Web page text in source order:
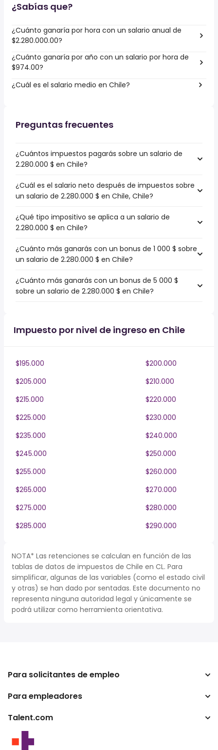
¿Sabías que?
¿Cuánto ganaría por hora con un salario anual de
$2.280.000.00?
¿Cuánto ganaría por año con un salario por hora de
$974.00?
¿Cuál es el salario medio en Chile?
Preguntas frecuentes
¿Cuántos impuestos pagarás sobre un salario de
2.280.000 $ en Chile?
¿Cuál es el salario neto después de impuestos sobre
un salario de 2.280.000 $ en Chile, Chile?
¿Qué tipo impositivo se aplica a un salario de
2.280.000 $ en Chile?
¿Cuánto más ganarás con un bonus de 1 000 $ sobre
un salario de 2.280.000 $ en Chile?
¿Cuánto más ganarás con un bonus de 5 000 $
sobre un salario de 2.280.000 $ en Chile?
Impuesto por nivel de ingreso en Chile
$195.000
$200.000
$205.000
$210.000
$215.000
$220.000
$225.000
$230.000
$235.000
$240.000
$245.000
$250.000
$255.000
$260.000
$265.000
$270.000
$275.000
$280.000
$285.000
$290.000
NOTA* Las retenciones se calculan en función de las
tablas de datos de impuestos de Chile en CL. Para
simplificar, algunas de las variables (como el estado civil
y otras) se han dado por sentadas. Este documento no
representa ninguna autoridad legal y únicamente se
podrá utilizar como herramienta orientativa.
Para solicitantes de empleo
Buscador de trabajo
Conversor de salario
Para empleadores
Empresa
Programas para publishers
Talent.com
Otros países